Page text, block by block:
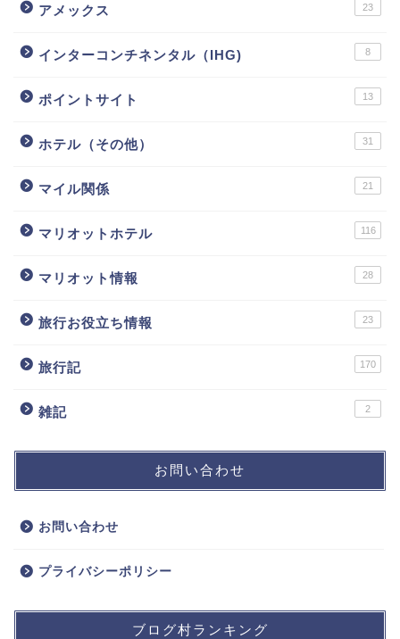
アメックス 23
インターコンチネンタル（IHG) 8
ポイントサイト 13
ホテル（その他） 31
マイル関係 21
マリオットホテル 116
マリオット情報 28
旅行お役立ち情報 23
旅行記 170
雑記 2
お問い合わせ
お問い合わせ
プライバシーポリシー
ブログ村ランキング